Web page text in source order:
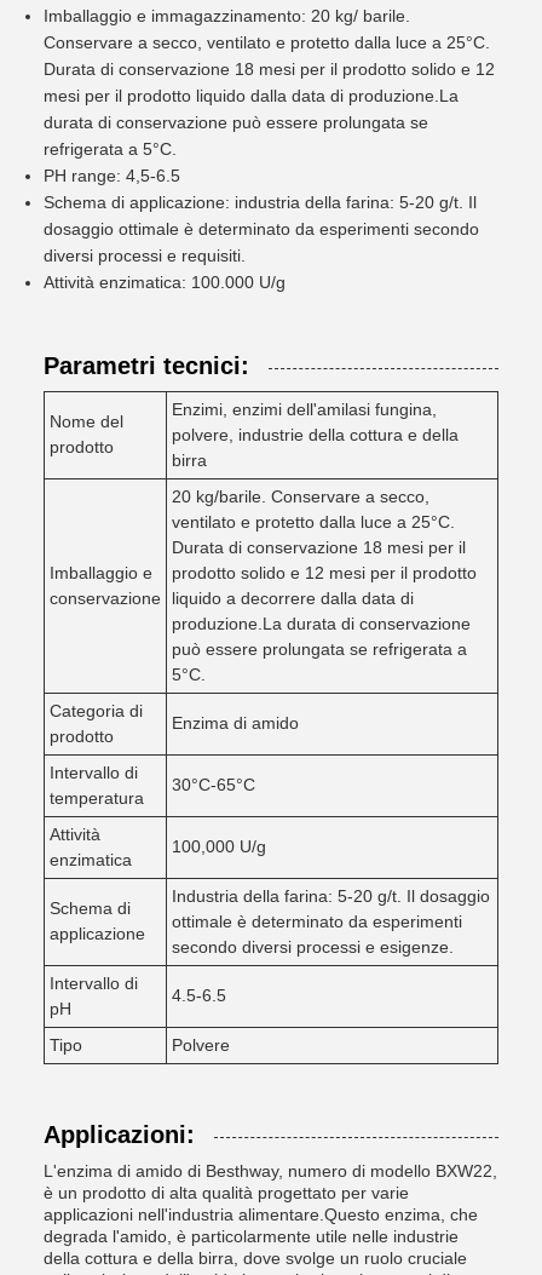
Imballaggio e immagazzinamento: 20 kg/ barile.
Conservare a secco, ventilato e protetto dalla luce a 25°C.
Durata di conservazione 18 mesi per il prodotto solido e 12
mesi per il prodotto liquido dalla data di produzione.La
durata di conservazione può essere prolungata se
refrigerata a 5°C.
PH range: 4,5-6.5
Schema di applicazione: industria della farina: 5-20 g/t. Il
dosaggio ottimale è determinato da esperimenti secondo
diversi processi e requisiti.
Attività enzimatica: 100.000 U/g
Parametri tecnici:
Nome del
prodotto
Enzimi, enzimi dell'amilasi fungina,
polvere, industrie della cottura e della
birra
Imballaggio e
conservazione
20 kg/barile. Conservare a secco,
ventilato e protetto dalla luce a 25°C.
Durata di conservazione 18 mesi per il
prodotto solido e 12 mesi per il prodotto
liquido a decorrere dalla data di
produzione.La durata di conservazione
può essere prolungata se refrigerata a
5°C.
Categoria di
prodotto
Enzima di amido
Intervallo di
temperatura
30°C-65°C
Attività
enzimatica
100,000 U/g
Schema di
applicazione
Industria della farina: 5-20 g/t. Il dosaggio
ottimale è determinato da esperimenti
secondo diversi processi e esigenze.
Intervallo di
pH
4.5-6.5
Tipo Polvere
Applicazioni:
L'enzima di amido di Besthway, numero di modello BXW22,
è un prodotto di alta qualità progettato per varie
applicazioni nell'industria alimentare.Questo enzima, che
degrada l'amido, è particolarmente utile nelle industrie
della cottura e della birra, dove svolge un ruolo cruciale